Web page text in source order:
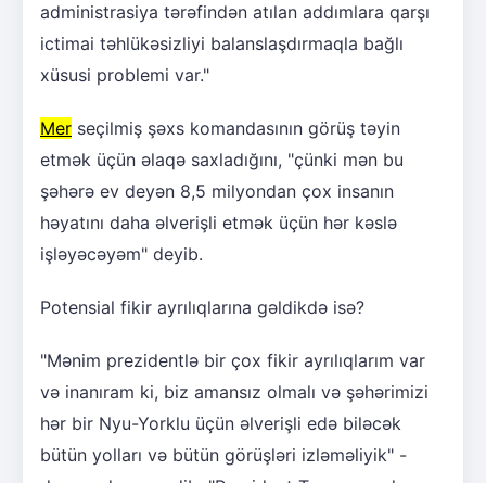
administrasiya tərəfindən atılan addımlara qarşı
ictimai təhlükəsizliyi balanslaşdırmaqla bağlı
xüsusi problemi var."
Mer seçilmiş şəxs komandasının görüş təyin
etmək üçün əlaqə saxladığını, "çünki mən bu
şəhərə ev deyən 8,5 milyondan çox insanın
həyatını daha əlverişli etmək üçün hər kəslə
işləyəcəyəm" deyib.
Potensial fikir ayrılıqlarına gəldikdə isə?
"Mənim prezidentlə bir çox fikir ayrılıqlarım var
və inanıram ki, biz amansız olmalı və şəhərimizi
hər bir Nyu-Yorklu üçün əlverişli edə biləcək
bütün yolları və bütün görüşləri izləməliyik" -